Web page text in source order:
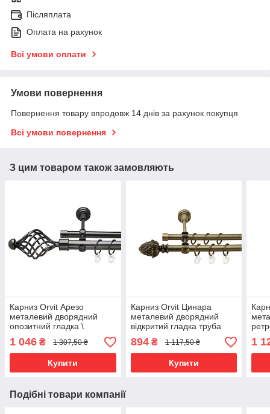
Післяплата
Оплата на рахунок
Всі умови оплати
Умови повернення
Повернення товару впродовж 14 днів за рахунок покупця
Всі умови повернення
З цим товаром також замовляють
Карниз Orvit Арезо
металевий дворядний
опозитний гладка \
металеве Онікс 25\19 мм
160 см (6708144)
1 046 ₴ 1 307,50 ₴
Купити
Карниз Orvit Цинара
металевий дворядний
відкритий гладка труба
16\16 мм 200 см
(7318670)
894₴ 1 117,50 ₴
Купити
мм
1
Подібні товари компанії